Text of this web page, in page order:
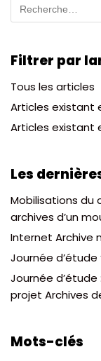
Filtrer par
Tous les articles
Articles existant
Articles existant
Les
Mobilisations du
archives d’un
Internet Archive
Journée d’étude
Journée
projet Archives
Mots-clés